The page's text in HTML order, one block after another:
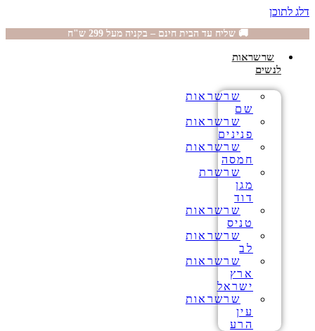
דלג לתוכן
🚚 שליח עד הבית חינם – בקניה מעל 299 ש"ח
שרשראות
לנשים
שרשראות
שם
שרשראות
פנינים
שרשראות
חמסה
שרשרת
מגן
דוד
שרשראות
טניס
שרשראות
לב
שרשראות
ארץ
ישראל
שרשראות
עין
הרע